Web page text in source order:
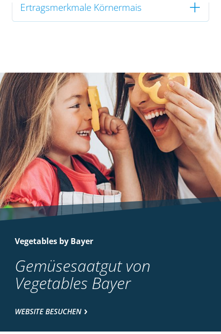
Ertragsmerkmale Körnermais
Vegetables by Bayer
Gemüsesaatgut von
Vegetables Bayer
WEBSITE BESUCHEN